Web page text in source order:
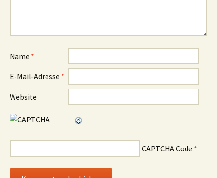
Name *
E-Mail-Adresse *
Website
CAPTCHA Code *